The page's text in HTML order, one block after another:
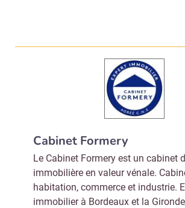
Cabinet Formery
Le Cabinet Formery est un cabinet
immobilière en valeur vénale.
habitation, commerce et industrie.
immobilier à Bordeaux et la Gironde